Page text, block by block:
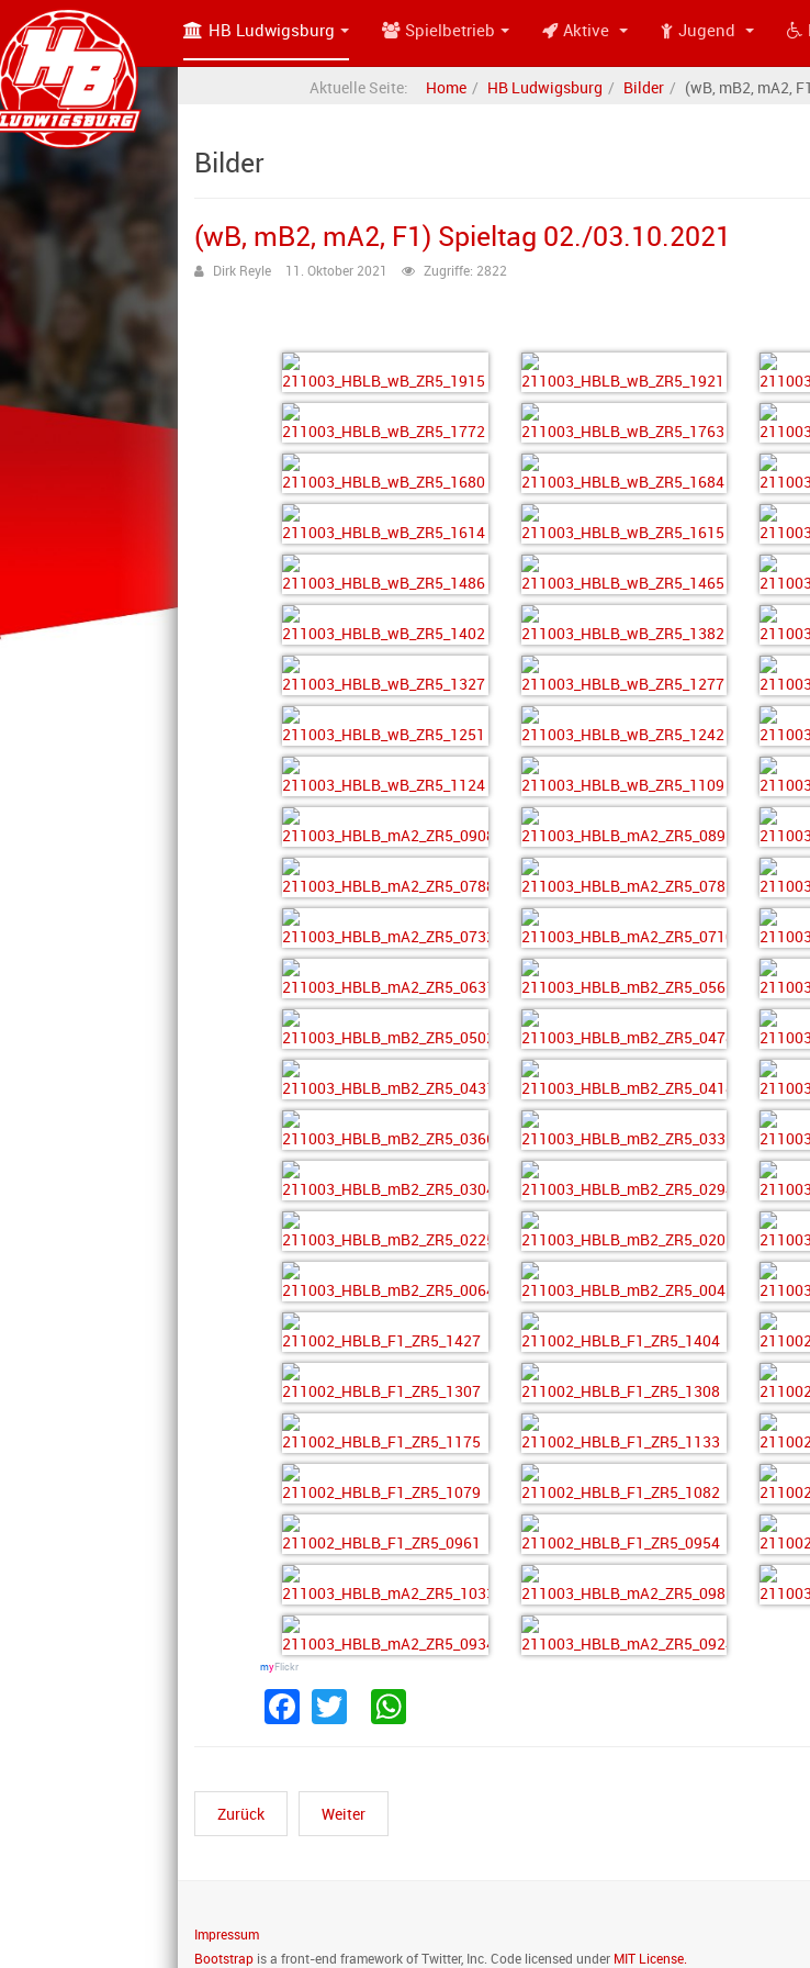
HB Ludwigsburg Spielbetrieb Aktive Jugend
Aktuelle Seite: Home HB Ludwigsburg Bilder (wB, mB2, mA2,
Bilder
(wB, mB2, mA2, F1) Spieltag 02./03.10.2021
Dirk Reyle 11. Oktober 2021 Zugriffe: 2822
myFlickr
Facebook
Twitter
Zurück Weiter
Impressum
Bootstrap is a front-end framework of Twitter, Inc. Code licensed under MIT License.